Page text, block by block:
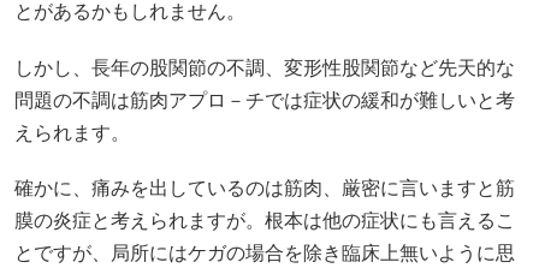
とがあるかもしれません。
しかし、長年の股関節の不調、変形性股関節など先天的な
問題の不調は筋肉アプロ－チでは症状の緩和が難しいと考
えられます。
確かに、痛みを出しているのは筋肉、厳密に言いますと筋
膜の炎症と考えられますが。根本は他の症状にも言えるこ
とですが、局所にはケガの場合を除き臨床上無いように思